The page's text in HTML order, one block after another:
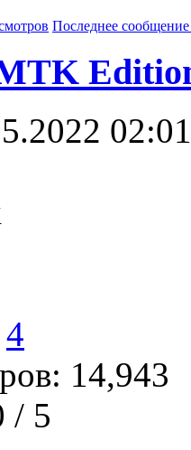
Последнее сообщение
02:01
4
14,943
/ 5